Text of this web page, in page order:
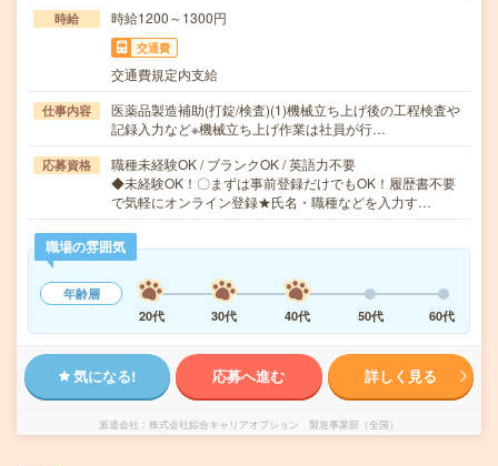
時給 時給1200～1300円
交通費
交通費規定内支給
仕事内容
医薬品製造補助(打錠/検査)(1)機械立ち上げ後の工程検査や
記録入力など※機械立ち上げ作業は社員が行…
応募資格
職種未経験OK / ブランクOK / 英語力不要
◆未経験OK！〇まずは事前登録だけでもOK！履歴書不要
で気軽にオンライン登録★氏名・職種などを入力す…
職場の雰囲気
年齢層
20代
30代 40代 50代 60代
気になる! 応募へ進む 詳しく見る
派遣会社 株式会社綜合キャリアオプション 製造事業部（全国）